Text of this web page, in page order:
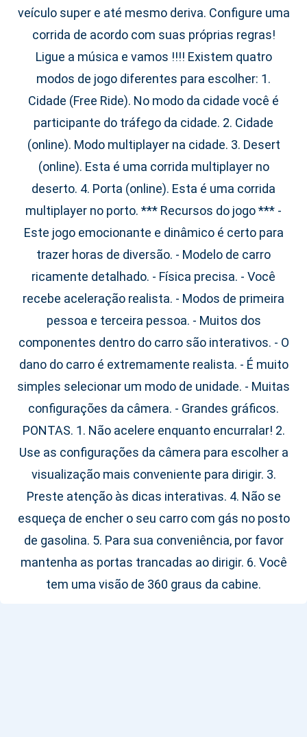
veículo super e até mesmo deriva. Configure uma
corrida de acordo com suas próprias regras!
Ligue a música e vamos !!!! Existem quatro
modos de jogo diferentes para escolher: 1.
Cidade (Free Ride). No modo da cidade você é
participante do tráfego da cidade. 2. Cidade
(online). Modo multiplayer na cidade. 3. Desert
(online). Esta é uma corrida multiplayer no
deserto. 4. Porta (online). Esta é uma corrida
multiplayer no porto. *** Recursos do jogo *** -
Este jogo emocionante e dinâmico é certo para
trazer horas de diversão. - Modelo de carro
ricamente detalhado. - Física precisa. - Você
recebe aceleração realista. - Modos de primeira
pessoa e terceira pessoa. - Muitos dos
componentes dentro do carro são interativos. - O
dano do carro é extremamente realista. - É muito
simples selecionar um modo de unidade. - Muitas
configurações da câmera. - Grandes gráficos.
PONTAS. 1. Não acelere enquanto encurralar! 2.
Use as configurações da câmera para escolher a
visualização mais conveniente para dirigir. 3.
Preste atenção às dicas interativas. 4. Não se
esqueça de encher o seu carro com gás no posto
de gasolina. 5. Para sua conveniência, por favor
mantenha as portas trancadas ao dirigir. 6. Você
tem uma visão de 360 ​​graus da cabine.